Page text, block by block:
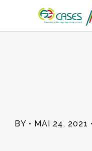
BY MAI 24, 2021